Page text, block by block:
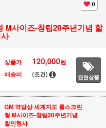
0
M사이즈-창립20주년기념 할
상품가 120,000원
배송비
(조건) 관련상품
GM 역발상 세계지도 롤스크린
형 M사이즈-창립20주년기념
할인행사